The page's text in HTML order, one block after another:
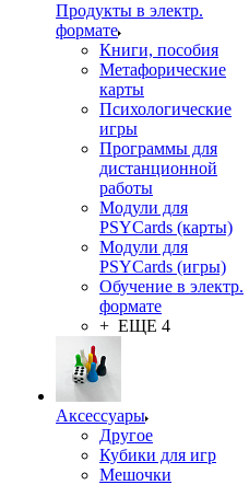
Продукты в электр.
формате
Книги, пособия
Метафорические
карты
Психологические
игры
Программы для
дистанционной
работы
Модули для
PSYCards (карты)
Модули для
PSYCards (игры)
Обучение в электр.
формате
+ ЕЩЕ 4
Аксессуары
Другое
Кубики для игр
Мешочки